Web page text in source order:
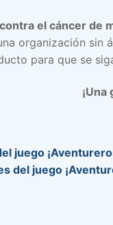
el cáncer de
organización sin
para que se
juego
del juego